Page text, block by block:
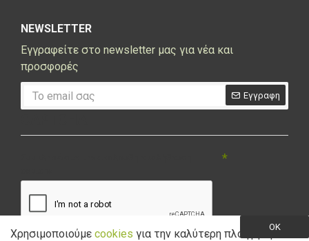
NEWSLETTER
Εγγραφείτε στο newsletter μας για νέα και
προσφορές
Εγγραφη
OK
Χρησιμοποιούμε cookies για την καλύτερη πλοήγηση